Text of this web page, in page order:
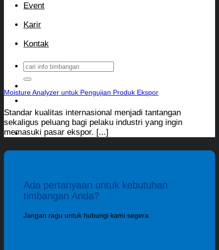
Event
Karir
Kontak
Search
for:
Moisture Analyzer untuk Pengujian Produk Ekspor
Standar kualitas internasional menjadi tantangan
sekaligus peluang bagi pelaku industri yang ingin
memasuki pasar ekspor. [...]
Ada pertanyaan untuk kebutuhan
timbangan Anda?
Jangan ragu untuk hubungi kami segera